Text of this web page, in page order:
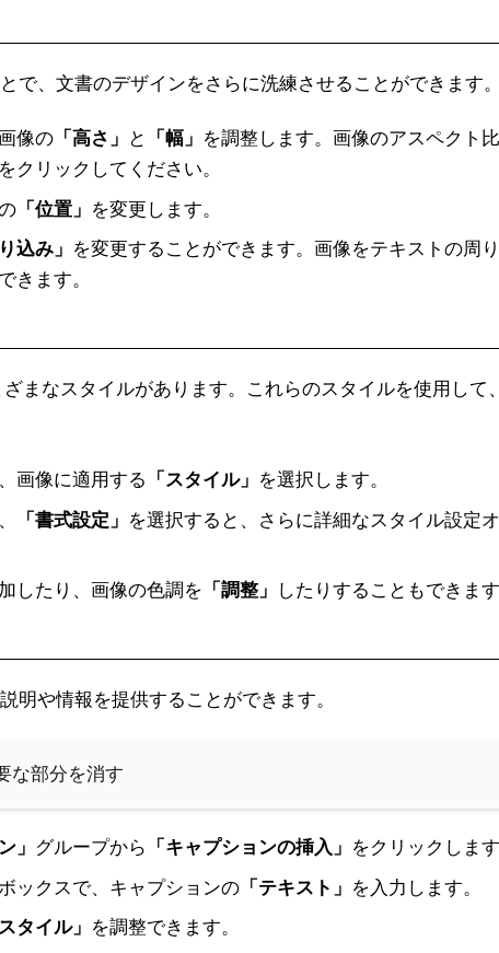
で、文書のデザインをさらに洗練させることができます。
像の 「高さ」 と 「幅」 を調整します。画像のアスペクト
クリックしてください。
「位置」 を変更します。
込み」 を変更することができます。画像をテキストの周
きます。
まなスタイルがあります。これらのスタイルを使用して
画像に適用する 「スタイル」 を選択します。
「書式設定」 を選択すると、さらに詳細なスタイル設定
したり、画像の色調を 「調整」 したりすることもできます
明や情報を提供することができます。
な部分を消す
」 グループから 「キャプションの挿入」 をクリックします
ックスで、キャプションの 「テキスト」 を入力します。
スタイル」 を調整できます。